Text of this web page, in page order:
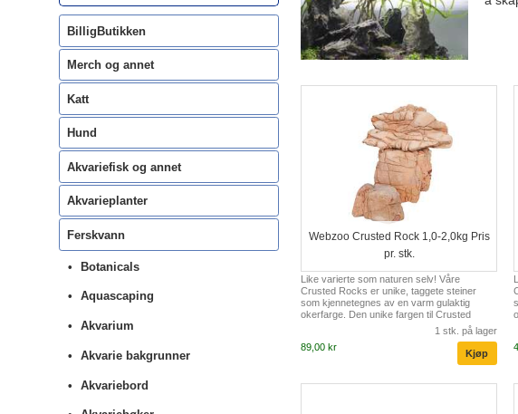
Webzoo Crusted Rock 1,0-2,0kg Pris
pr. stk.
Like varierte som naturen selv! Våre
Crusted Rocks er unike, taggete steiner
som kjennetegnes av en varm gulaktig
okerfarge. Den unike fargen til Crusted
Rocks bringer naturens skjønnhet direkte
inn i akvariet ditt. De gulaktige og
okerfargede tonene harmonerer perfekt med
ulike planter og dyr du holder i akvariet ditt.
terrarier. Enten du holder eksotiske fisker
1 stk. på lager
89,00 kr
BilligButikken
Merch og annet
Katt
Hund
Akvariefisk og annet
Akvarieplanter
Ferskvann
Botanicals
Aquascaping
Akvarium
Akvarie bakgrunner
Akvariebord